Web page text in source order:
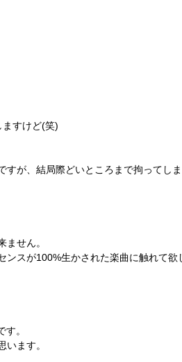
すけど(笑)
が、結局際どいところまで拘ってしま
せん。
スが100%生かされた楽曲に触れて欲
。
ます。